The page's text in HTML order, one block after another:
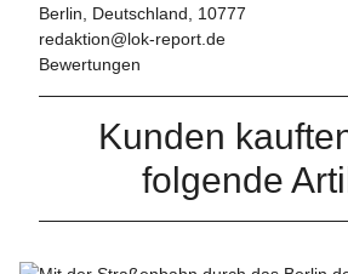
Berlin, Deutschland, 10777
redaktion@lok-report.de
Bewertungen
Kunden
folgende